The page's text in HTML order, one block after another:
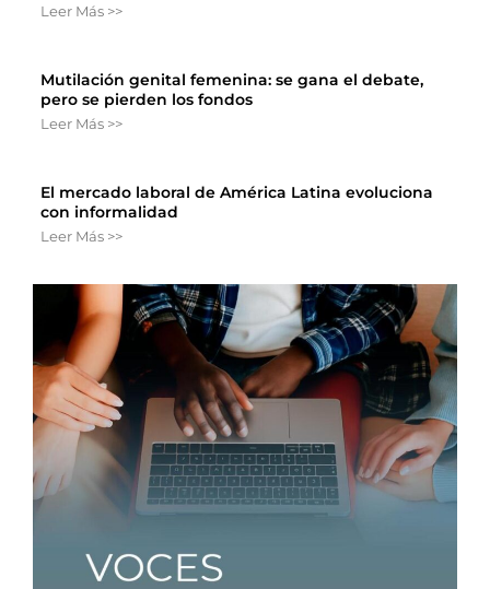
Leer Más >>
Mutilación genital femenina: se gana el debate,
pero se pierden los fondos
Leer Más >>
El mercado laboral de América Latina evoluciona
con informalidad
Leer Más >>